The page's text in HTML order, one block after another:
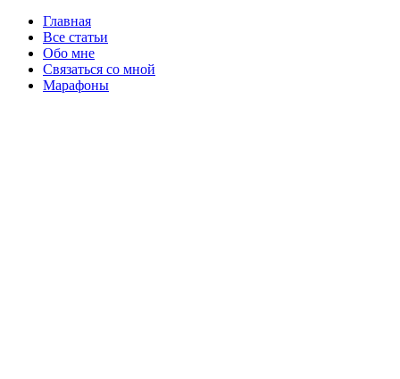
Главная
Все статьи
Обо мне
Связаться со мной
Марафоны